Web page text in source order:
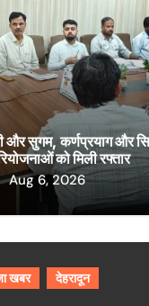
और सुगम, कर्णप्रयाग और
को मिली रफ्तार
Aug 6, 2026
खबर देहरादून